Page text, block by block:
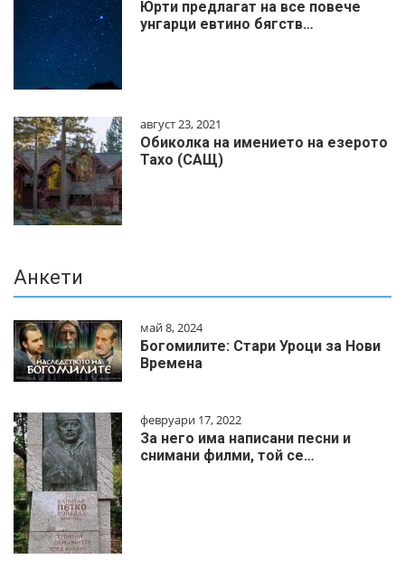
Юрти предлагат на все повече
унгарци евтино бягств…
август 23, 2021
Обиколка на имението на езерото
Тахо (САЩ)
Анкети
май 8, 2024
Богомилите: Стари Уроци за Нови
Времена
февруари 17, 2022
За него има написани песни и
снимани филми, той се…